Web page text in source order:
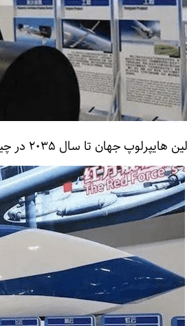
هایپرلوپ جهان تا سال ۲۰۳۵ در چین ساخته خواهد شد